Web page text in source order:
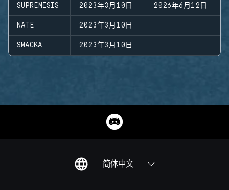
SUPREMISIS 2023年3月10日 2026年6月12日
NATE 2023年3月10日
SMACKA 2023年3月10日
简体中文